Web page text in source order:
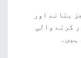
بنانے اور
کرنے والی